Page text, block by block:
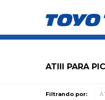
ATIII PARA
Filtrando por: